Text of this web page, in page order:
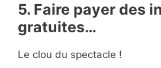
5. Faire payer des
gratuites…
Le clou du spectacle !